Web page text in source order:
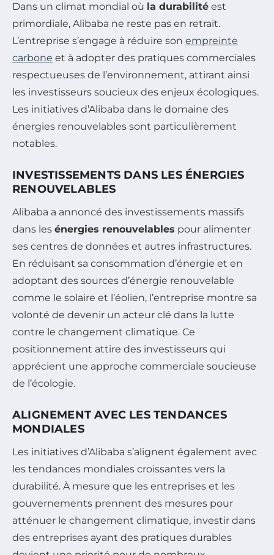
Dans un climat mondial où la durabilité est
primordiale, Alibaba ne reste pas en retrait.
L’entreprise s’engage à réduire son empreinte
carbone et à adopter des pratiques commerciales
respectueuses de l’environnement, attirant ainsi
les investisseurs soucieux des enjeux écologiques.
Les initiatives d’Alibaba dans le domaine des
énergies renouvelables sont particulièrement
notables.
INVESTISSEMENTS DANS LES ÉNERGIES
RENOUVELABLES
Alibaba a annoncé des investissements massifs
dans les énergies renouvelables pour alimenter
ses centres de données et autres infrastructures.
En réduisant sa consommation d’énergie et en
adoptant des sources d’énergie renouvelable
comme le solaire et l’éolien, l’entreprise montre sa
volonté de devenir un acteur clé dans la lutte
contre le changement climatique. Ce
positionnement attire des investisseurs qui
apprécient une approche commerciale soucieuse
de l’écologie.
ALIGNEMENT AVEC LES TENDANCES
MONDIALES
Les initiatives d’Alibaba s’alignent également avec
les tendances mondiales croissantes vers la
durabilité. À mesure que les entreprises et les
gouvernements prennent des mesures pour
atténuer le changement climatique, investir dans
des entreprises ayant des pratiques durables